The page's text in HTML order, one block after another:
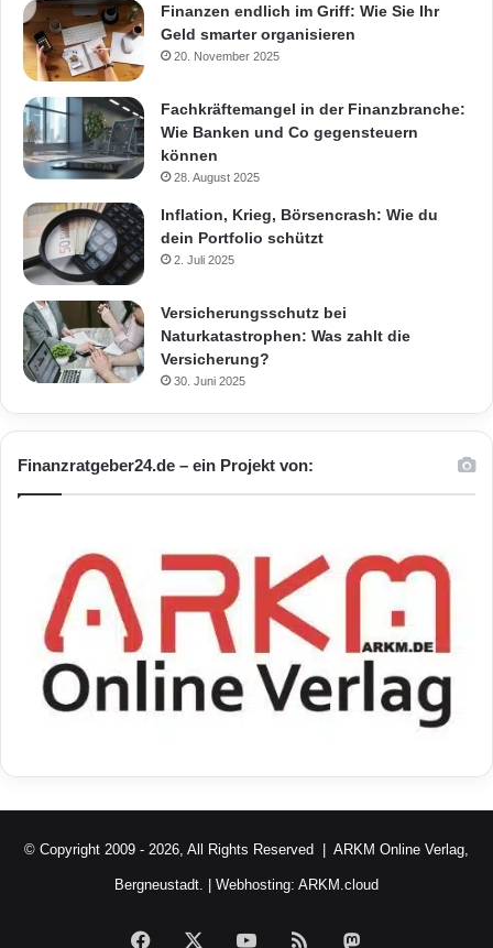
Finanzen endlich im Griff: Wie Sie Ihr
Geld smarter organisieren
20. November 2025
Fachkräftemangel in der Finanzbranche:
Wie Banken und Co gegensteuern
können
28. August 2025
Inflation, Krieg, Börsencrash: Wie du
dein Portfolio schützt
2. Juli 2025
Versicherungsschutz bei
Naturkatastrophen: Was zahlt die
Versicherung?
30. Juni 2025
Finanzratgeber24.de – ein Projekt von:
© Copyright 2009 - 2026, All Rights Reserved | ARKM Online Verlag,
Bergneustadt. | Webhosting: ARKM.cloud
Facebook YouTubeRSS